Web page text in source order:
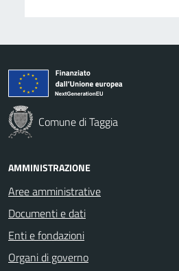
Comune di Taggia
AMMINISTRAZIONE
Aree amministrative
Documenti e dati
Enti e fondazioni
Organi di governo